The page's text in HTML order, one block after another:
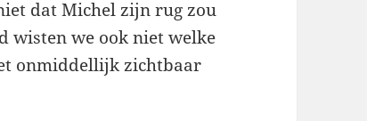
dat Michel zijn rug zou
wisten we ook niet welke
onmiddellijk zichtbaar